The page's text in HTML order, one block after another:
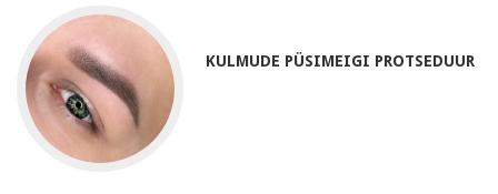
KULMUDE PÜSIMEIGI PROTSEDUUR